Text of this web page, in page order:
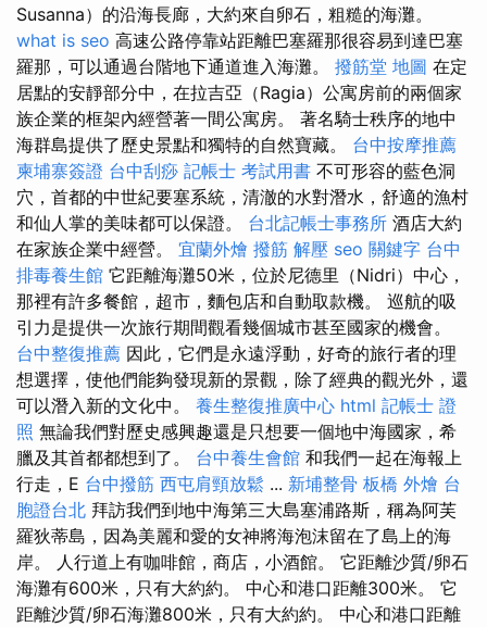
Susanna）的沿海長廊，大約來自卵石，粗糙的海灘。
what is seo 高速公路停靠站距離巴塞羅那很容易到達巴塞
羅那，可以通過台階地下通道進入海灘。 撥筋堂 地圖 在定
居點​​的安靜部分中，在拉吉亞（Ragia）公寓房前的兩個家
族企業的框架內經營著一間公寓房。 著名騎士秩序的地中
海群島提供了歷史景點和獨特的自然寶藏。 台中按摩推薦
柬埔寨簽證 台中刮痧 記帳士 考試用書 不可形容的藍色洞
穴，首都的中世紀要塞系統，清澈的水對潛水，舒適的漁村
和仙人掌的美味都可以保證。 台北記帳士事務所 酒店大約
在家族企業中經營。 宜蘭外燴 撥筋 解壓 seo 關鍵字 台中
排毒養生館 它距離海灘50米，位於尼德里（Nidri）中心，
那裡有許多餐館，超市，麵包店和自動取款機。 巡航的吸
引力是提供一次旅行期間觀看幾個城市甚至國家的機會。
台中整復推薦 因此，它們是永遠浮動，好奇的旅行者的理
想選擇，使他們能夠發現新的景觀，除了經典的觀光外，還
可以潛入新的文化中。 養生整復推廣中心 html 記帳士 證
照 無論我們對歷史感興趣還是只想要一個地中海國家，希
臘及其首都都想到了。 台中養生會館 和我們一起在海報上
行走，E 台中撥筋 西屯肩頸放鬆 ... 新埔整骨 板橋 外燴 台
胞證台北 拜訪我們到地中海第三大島塞浦路斯，稱為阿芙
羅狄蒂島，因為美麗和愛的女神將海泡沫留在了島上的海
岸。 人行道上有咖啡館，商店，小酒館。 它距離沙質/卵石
海灘有600米，只有大約約。 中心和港口距離300米。 它
距離沙質/卵石海灘800米，只有大約約。 中心和港口距離